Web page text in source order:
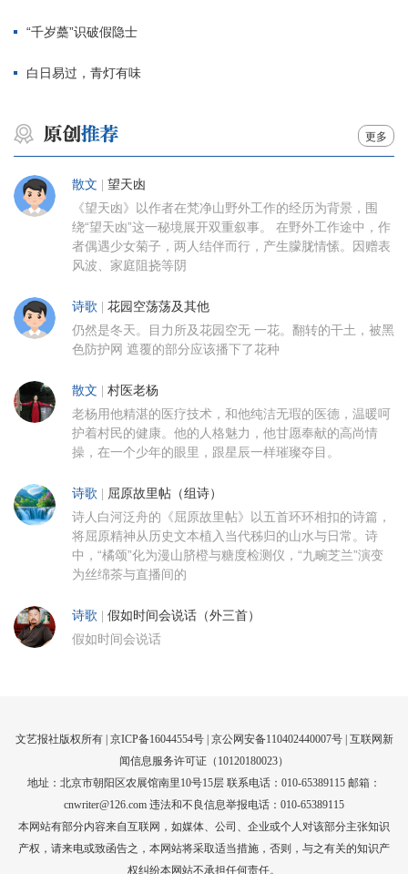
“千岁蘽”识破假隐士
白日易过，青灯有味
更多
散文 望天凼
《望天凼》以作者在梵净山野外工作的经历为背景，围
绕“望天凼”这一秘境展开双重叙事。 在野外工作途中，作
者偶遇少女菊子，两人结伴而行，产生朦胧情愫。因赠表
风波、家庭阻挠等阴
诗歌 花园空荡荡及其他
仍然是冬天。目力所及花园空无 一花。翻转的干土，被黑
色防护网 遮覆的部分应该播下了花种
散文 村医老杨
老杨用他精湛的医疗技术，和他纯洁无瑕的医德，温暖呵
护着村民的健康。他的人格魅力，他甘愿奉献的高尚情
操，在一个少年的眼里，跟星辰一样璀璨夺目。
诗歌 屈原故里帖（组诗）
诗人白河泛舟的《屈原故里帖》以五首环环相扣的诗篇，
将屈原精神从历史文本植入当代秭归的山水与日常。诗
中，“橘颂”化为漫山脐橙与糖度检测仪，“九畹芝兰”演变
为丝绵茶与直播间的
诗歌 假如时间会说话（外三首）
假如时间会说话
文艺报社版权所有 | 京ICP备16044554号| 京公网安备110402440007号 | 互联网新
闻信息服务许可证（10120180023）
地址：北京市朝阳区农展馆南里10号15层 联系电话：010-65389115 邮箱：
cnwriter@126.com 违法和不良信息举报电话：010-65389115
本网站有部分内容来自互联网，如媒体、公司、企业或个人对该部分主张知识
产权，请来电或致函告之，本网站将采取适当措施，否则，与之有关的知识产
权纠纷本网站不承担任何责任。